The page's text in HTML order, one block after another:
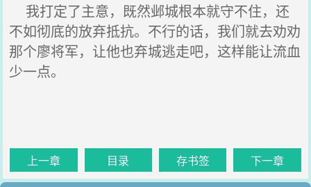
我打定了主意，既然邺城根本就守不住，还
不如彻底的放弃抵抗。不行的话，我们就去劝劝
那个廖将军，让他也弃城逃走吧，这样能让流血
少一点。
上一章 目录 存书签 下一章